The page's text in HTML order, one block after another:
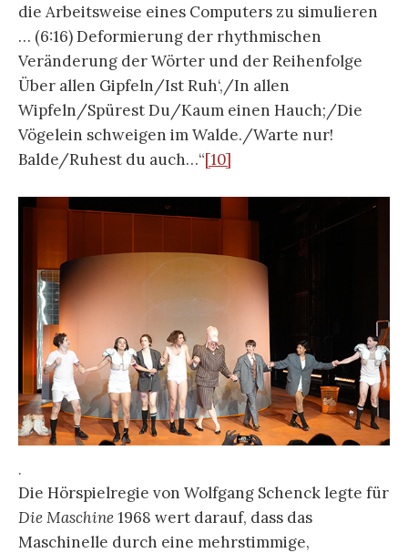
die Arbeitsweise eines Computers zu simulieren
… (6:16) Deformierung der rhythmischen
Veränderung der Wörter und der Reihenfolge
Über allen Gipfeln/Ist Ruh‘,/In allen
Wipfeln/Spürest Du/Kaum einen Hauch;/Die
Vögelein schweigen im Walde./Warte nur!
Balde/Ruhest du auch…“[10]
.
Die Hörspielregie von Wolfgang Schenck legte für
Die Maschine1968 wert darauf, dass das
Maschinelle durch eine mehrstimmige,